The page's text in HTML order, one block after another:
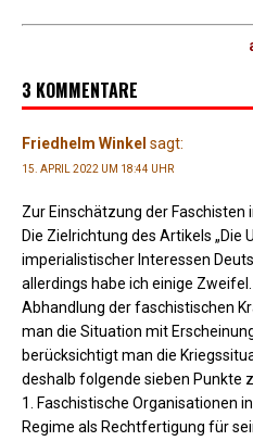
3 KOMMENTARE
Friedhelm Winkel sagt:
15. APRIL 2022 UM 18:44 UHR
Zur Einschätzung der Faschisten
Die Zielrichtung des Artikels „Die
imperialistischer Interessen
allerdings habe ich einige
Abhandlung der faschistischen
man die Situation mit
berücksichtigt man die
deshalb folgende sieben Punkte
1. Faschistische Organisationen
Regime als Rechtfertigung für